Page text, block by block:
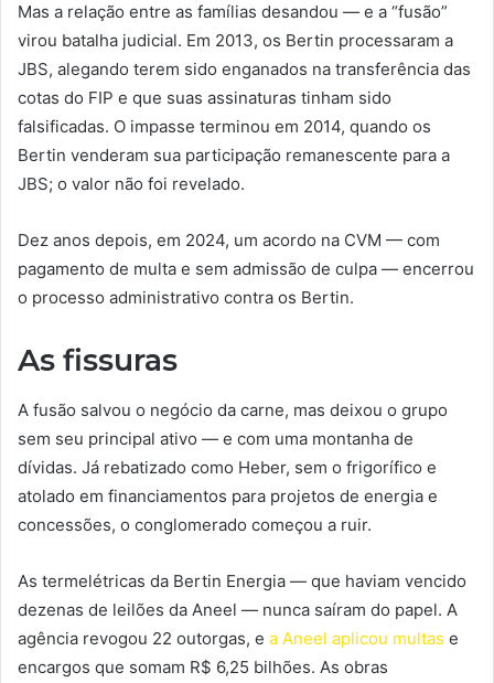
Mas a relação entre as famílias desandou — e a “fusão”
virou batalha judicial. Em 2013, os Bertin processaram a
JBS, alegando terem sido enganados na transferência das
cotas do FIP e que suas assinaturas tinham sido
falsificadas. O impasse terminou em 2014, quando os
Bertin venderam sua participação remanescente para a
JBS; o valor não foi revelado.
Dez anos depois, em 2024, um acordo na CVM — com
pagamento de multa e sem admissão de culpa — encerrou
o processo administrativo contra os Bertin.
As fissuras
A fusão salvou o negócio da carne, mas deixou o grupo
sem seu principal ativo — e com uma montanha de
dívidas. Já rebatizado como Heber, sem o frigorífico e
atolado em financiamentos para projetos de energia e
concessões, o conglomerado começou a ruir.
As termelétricas da Bertin Energia — que haviam vencido
dezenas de leilões da Aneel — nunca saíram do papel. A
agência revogou 22 outorgas, e a Aneel aplicou multas e
encargos que somam R$ 6,25 bilhões. As obras